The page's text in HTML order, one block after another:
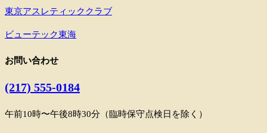
東京アスレティッククラブ
ビューテック東海
お問い合わせ
(217) 555-0184
午前10時〜午後8時30分（臨時保守点検日を除く）